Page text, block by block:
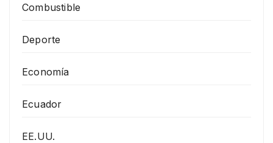
Combustible
Deporte
Economía
Ecuador
EE.UU.